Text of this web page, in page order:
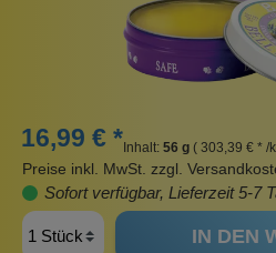
16,99 € * Inhalt: 56 g ( 303,39 € * /
Preise inkl. MwSt. zzgl.
Sofort verfügbar, Lieferzeit 5-7
IN DEN